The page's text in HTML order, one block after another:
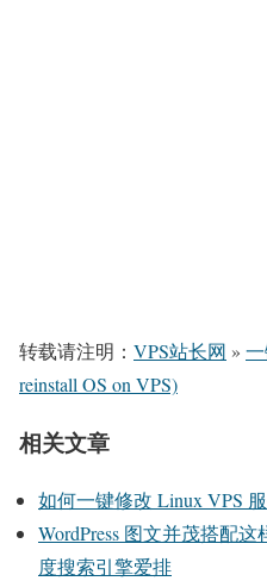
转载请注明： VPS站长网 »
reinstall OS on VPS)
相关文章
如何一键修改 Linux VPS
WordPress 图文并茂搭配
度搜索引擎爱排